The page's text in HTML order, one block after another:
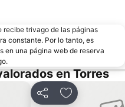
recibe trivago de las páginas
constante. Por lo tanto, es
en una página web de reserva
en Torres
CompartirAñadir a